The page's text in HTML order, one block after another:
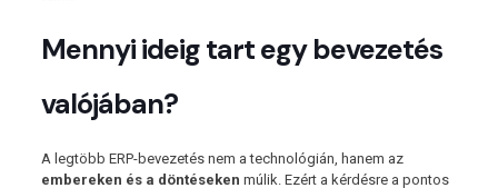
Mennyi ideig tart egy bevezetés
valójában?
A legtöbb ERP-bevezetés nem a technológián, hanem az
embereken és a döntéseken múlik. Ezért a kérdésre a pontos